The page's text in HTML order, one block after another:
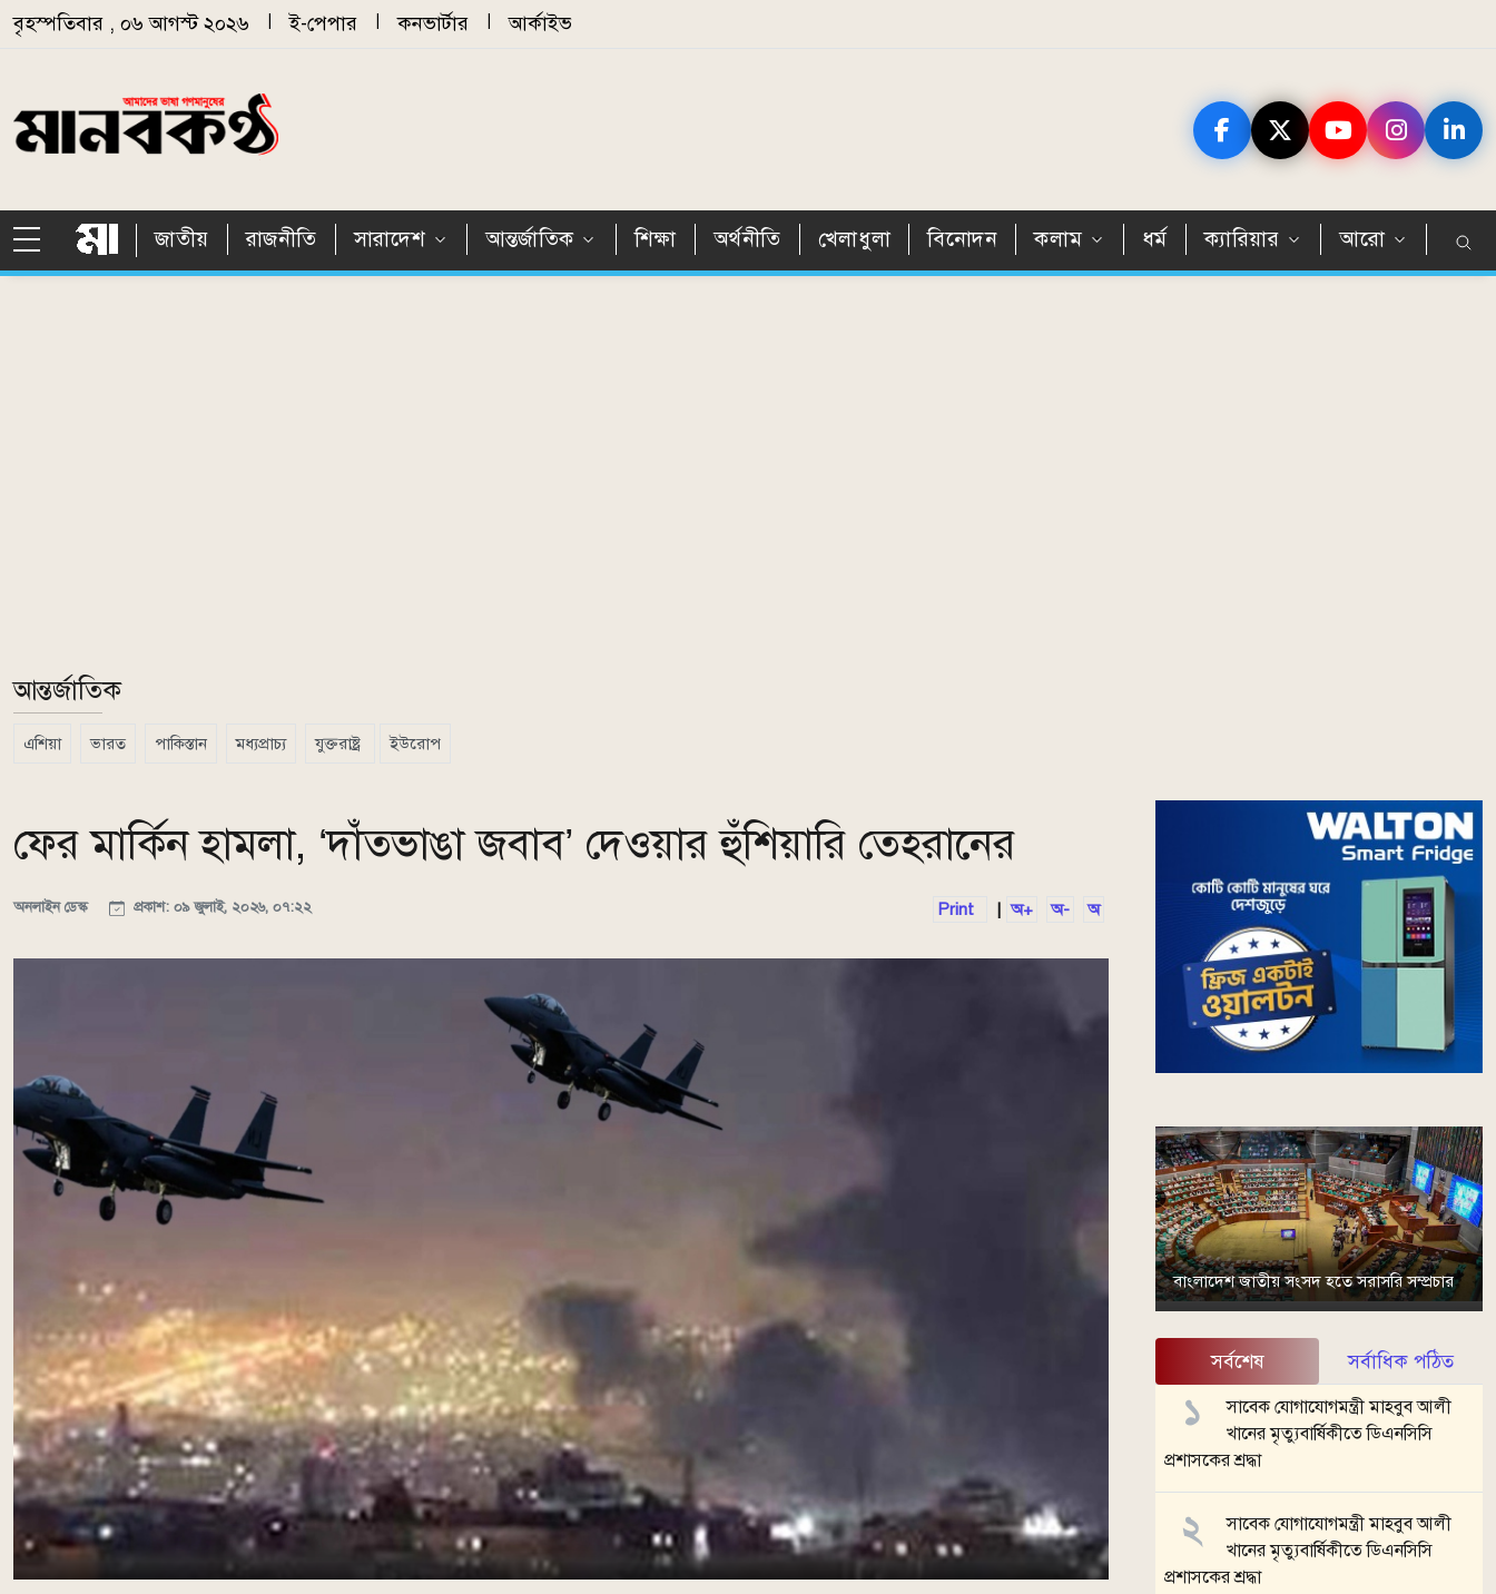
Skip to main content
বৃহস্পতিবার , ০৬ আগস্ট ২০২৬ ই-পেপার কনভার্টার আর্কাইভ
জাতীয় রাজনীতি সারাদেশ আন্তর্জাতিক শিক্ষা অর্থনীতি খেলাধুলা বিনোদন কলাম ধর্ম ক্যারিয়ার আরো
আন্তর্জাতিক
এশিয়া ভারত পাকিস্তান মধ্যপ্রাচ্য যুক্তরাষ্ট্র ইউরোপ
ফের মার্কিন হামলা, ‘দাঁতভাঙা জবাব’ দেওয়ার হুঁশিয়ারি তেহরানের
অনলাইন ডেস্ক প্রকাশ: ০৯ জুলাই, ২০২৬, ০৭:২২ Print অ+ অ- অ
বাংলাদেশ জাতীয় সংসদ হতে সরাসরি সম্প্রচার
সর্বশেষ সর্বাধিক পঠিত
সাবেক যোগাযোগমন্ত্রী মাহবুব আলী
খানের মৃত্যুবার্ষিকীতে ডিএনসিসি
প্রশাসকের শ্রদ্ধা
সাবেক যোগাযোগমন্ত্রী মাহবুব আলী
খানের মৃত্যুবার্ষিকীতে ডিএনসিসি
প্রশাসকের শ্রদ্ধা